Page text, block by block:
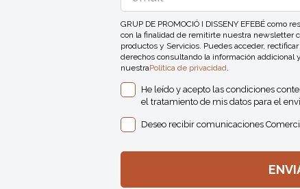
GRUP DE PROMOCIÓ I DISSENY EFEBÉ como
con la finalidad de remitirte nuestra newsletter
productos y Servicios. Puedes acceder,
derechos consultando la información addicional
nuestraPolítica de privacidad
He leído y acepto las condiciones
el tratamiento de mis datos para el
Deseo recibir comunicaciones